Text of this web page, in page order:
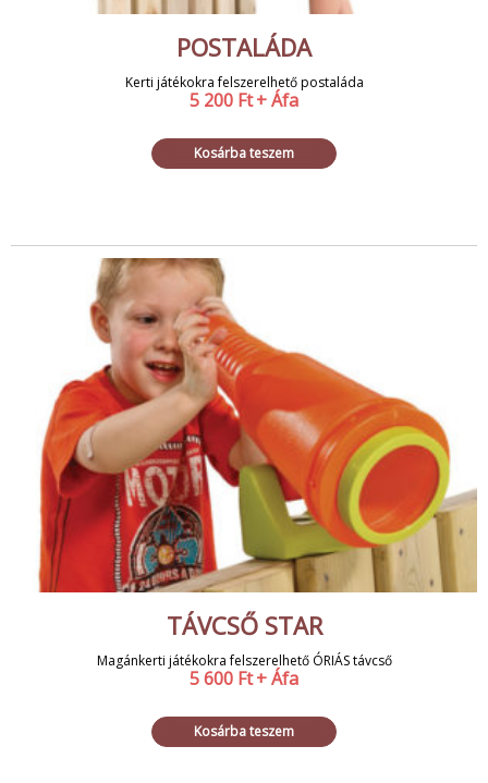
POSTALÁDA
Kerti játékokra felszerelhető postaláda
5 200 Ft+ Áfa
Kosárba teszem
TÁVCSŐ STAR
Magánkerti játékokra felszerelhető ÓRIÁS távcső
5 600 Ft+ Áfa
Kosárba teszem